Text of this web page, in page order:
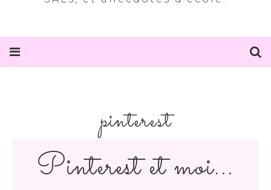
pinterest
Pinterest et moi...